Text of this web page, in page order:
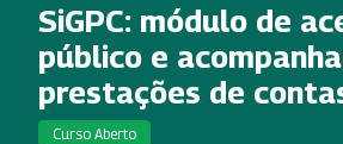
SiGPC: módulo de
público e
prestações de
Curso Aberto